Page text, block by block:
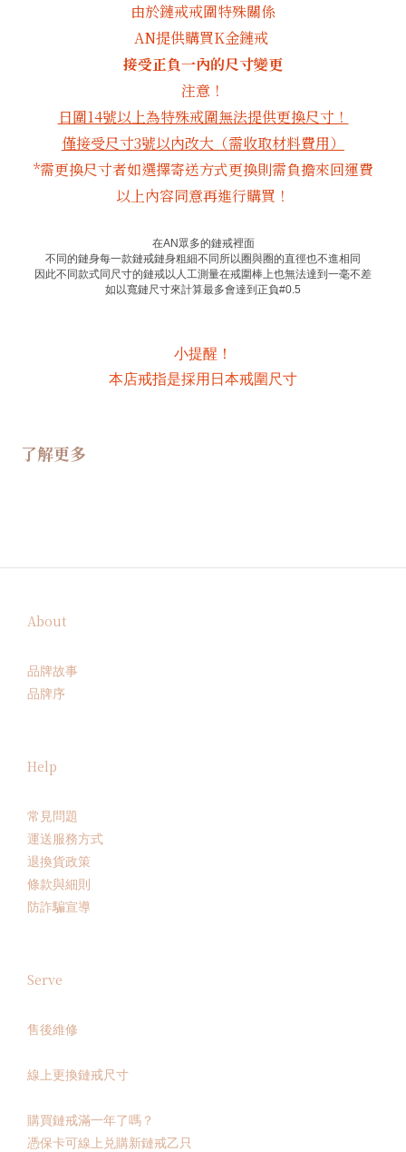
由於鏈戒戒圍特殊關係
AN提供購買K金鏈戒
接受正負一內的尺寸變更
注意！
日圍14號以上為特殊戒圍無法提供更換尺寸！
僅接受尺寸3號以內改大（需收取材料費用）
*需更換尺寸者如選擇寄送方式更換則需負擔來回運費
以上內容同意再進行購買！
在AN 眾多的鏈戒裡面
不同的鏈身每一款鏈戒鏈身粗細不同所以圈與圈的直徑也不進相同
因此不同款式同尺寸的鏈戒以人工測量在戒圍棒上也無法達到一毫不差
如以寬鏈尺寸來計算最多會達到正負#0.5
小提醒！
本店戒指是採用日本戒圍尺寸
了解更多
About
品牌故事
品牌序
Help
常見問題
運送服務方式
退換貨政策
條款與細則
防詐騙宣導
Serve
售後維修
線上更換鏈戒尺寸
購買鏈戒滿一年了嗎？
憑保卡可線上兑購新鏈戒乙只